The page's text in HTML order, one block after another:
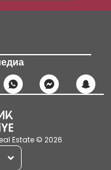
Estate © 2026